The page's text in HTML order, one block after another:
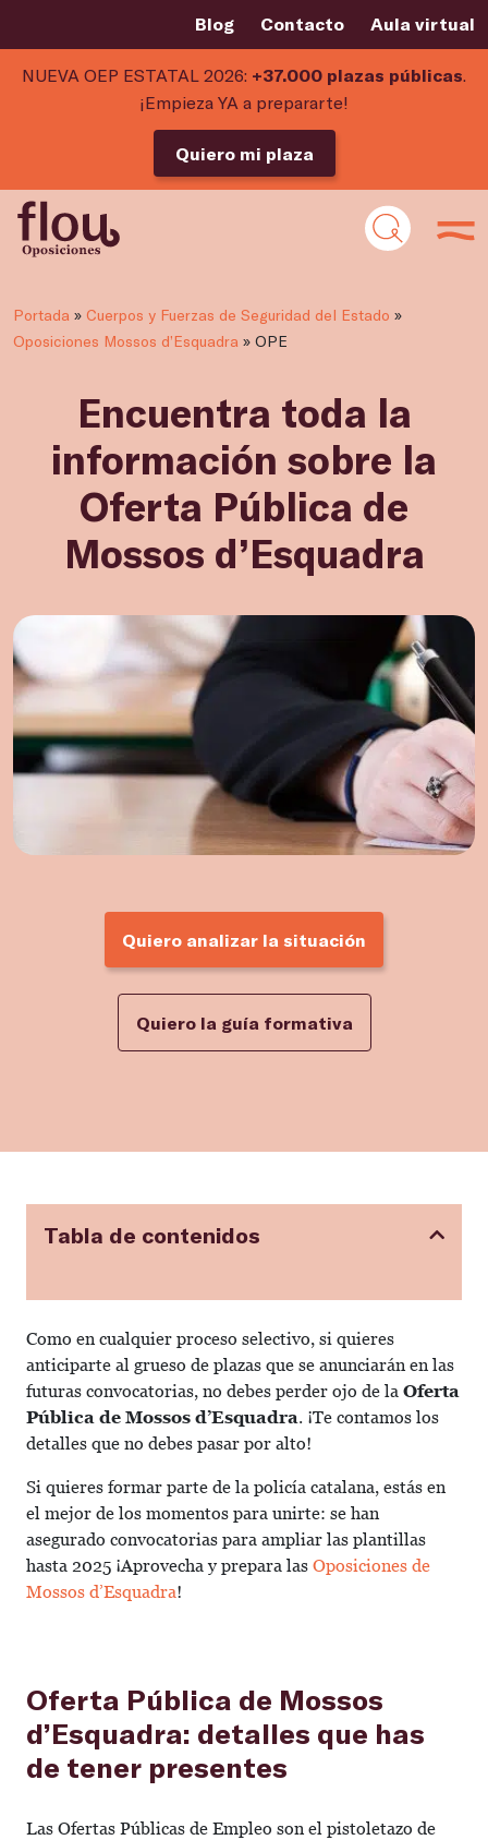
Blog Contacto Aula virtual
NUEVA OEP ESTATAL 2026: +37.000 plazas públicas.
¡Empieza YA a prepararte!
Quiero mi plaza
Portada » Cuerpos y Fuerzas de Seguridad del Estado »
Oposiciones Mossos d’Esquadra » OPE
Encuentra toda la
información sobre la
Oferta Pública de
Mossos d’Esquadra
Quiero analizar la situación
Quiero la guía formativa
Tabla de contenidos
Como en cualquier proceso selectivo, si quieres
anticiparte al grueso de plazas que se anunciarán en las
futuras convocatorias, no debes perder ojo de la Oferta
Pública de Mossos d’Esquadra. ¡Te contamos los
detalles que no debes pasar por alto!
Si quieres formar parte de la policía catalana, estás en
el mejor de los momentos para unirte: se han
asegurado convocatorias para ampliar las plantillas
hasta 2025 ¡Aprovecha y prepara las Oposiciones de
Mossos d’Esquadra!
Oferta Pública de Mossos
d’Esquadra: detalles que has
de tener presentes
Las Ofertas Públicas de Empleo son el pistoletazo de